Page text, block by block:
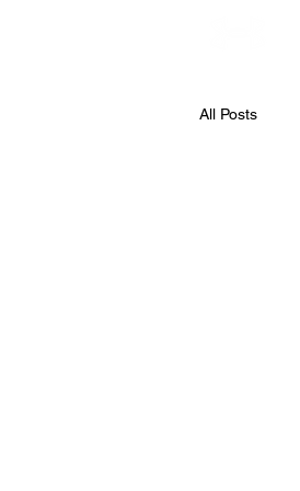
All Posts